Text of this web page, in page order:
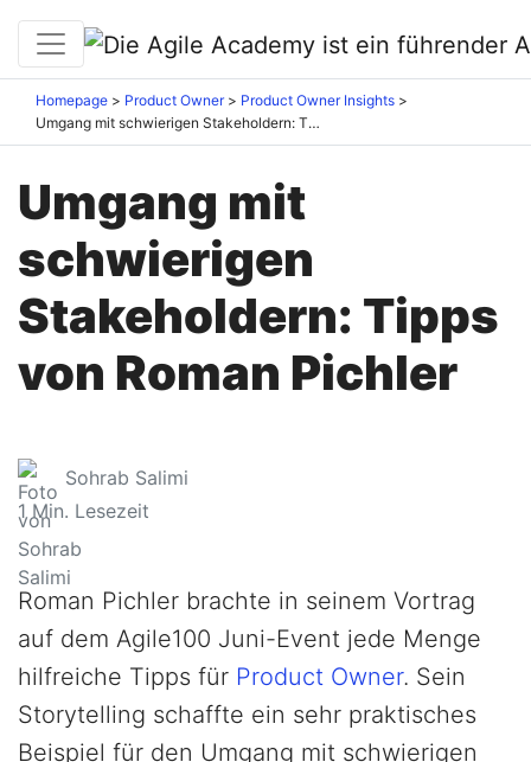
Homepage Product Owner
Product Owner Insights
Umgang mit schwierigen Stakeholdern: Tipps von Roman Pichler
Umgang mit
schwierigen
Stakeholdern: Tipps
von Roman Pichler
Sohrab Salimi
1 Min. Lesezeit
Roman Pichler brachte in seinem Vortrag
auf dem Agile100 Juni-Event jede Menge
hilfreiche Tipps für Product Owner. Sein
Storytelling schaffte ein sehr praktisches
Beispiel für den Umgang mit schwierigen